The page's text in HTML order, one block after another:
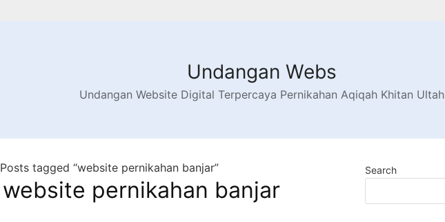
Undangan Webs
Undangan Website Digital Terpercaya Pernikahan Aqiqah Khitan Ultah
Posts tagged “website pernikahan banjar”
website pernikahan banjar
Search